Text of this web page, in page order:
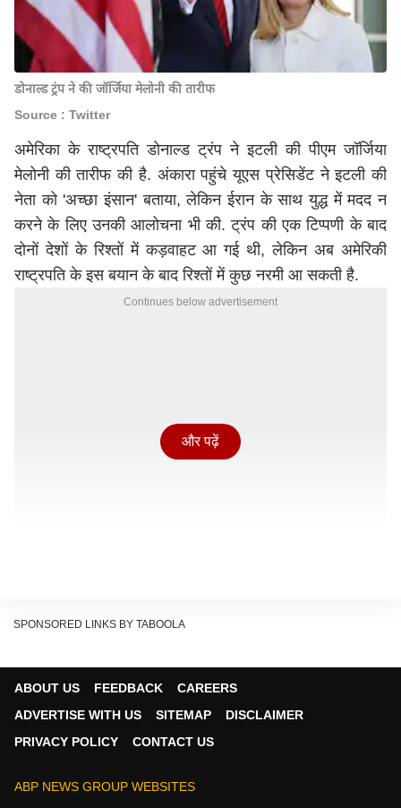
डोनाल्ड ट्रंप ने की जॉर्जिया मेलोनी की तारीफ
Source : Twitter
अमेरिका के राष्ट्रपतिडोनाल्ड ट्रंप ने इटली की पीएम जॉर्जिया
मेलोनी की तारीफ की है. अंकारा पहुंचे यूएस प्रेसिडेंट ने इटली की
नेता को 'अच्छा इंसान' बताया, लेकिन ईरान के साथ युद्ध में मदद न
करने के लिए उनकी आलोचना भी की. ट्रंप की एक टिप्पणी के बाद
दोनों देशों के रिश्तों में कड़वाहट आ गई थी, लेकिन अब अमेरिकी
राष्ट्रपति के इस बयान के बाद रिश्तों में कुछ नरमी आ सकती है.
Continues below advertisement
खिंचवाने के लिए मिन्नतें की थीं. मेलोनी ने ट्रंप के इस दावे का खंडन
और पढ़ें
SPONSORED LINKS BY TABOOLA
ABOUT US FEEDBACK
CAREERS
ADVERTISE WITH US
SITEMAP
DISCLAIMER
PRIVACY POLICY
CONTACT US
ABP NEWS GROUP WEBSITES